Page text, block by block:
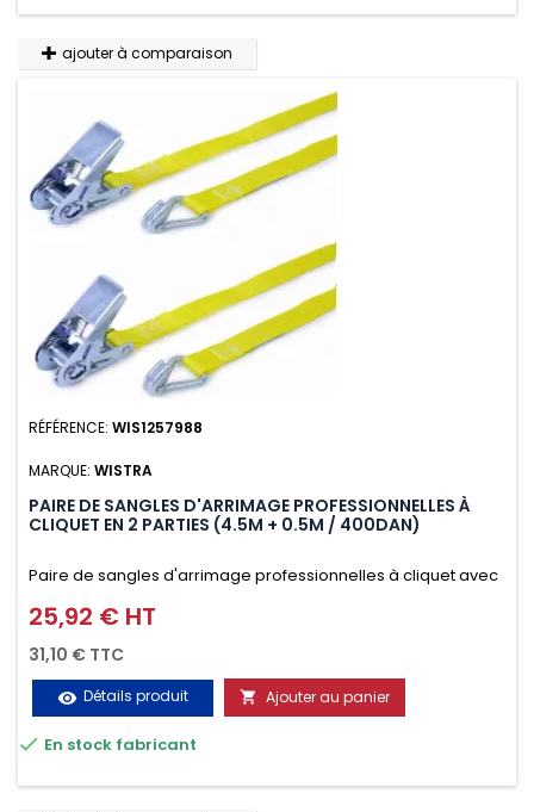
ajouter à comparaison
RÉFÉRENCE: WIS1257988
MARQUE: WISTRA
PAIRE DE SANGLES D'ARRIMAGE PROFESSIONNELLES À
CLIQUET EN 2 PARTIES (4.5M + 0.5M / 400DAN)
Paire de sangles d'arrimage professionnelles à cliquet avec
crochet en 2 parties (4.5M + 0.5M / 400daN), simple et rapide
d'utilisation. Permet d'arrimer et de sécuriser
vos chargements pendant le transport. Matière polyester
très résistante aux UV et aux variations de températures,
n'absorbe pas l'eau.
Prix
25,92 € HT
31,10 € TTC
visibility Détails produit  Ajouter au panier
 En stock fabricant